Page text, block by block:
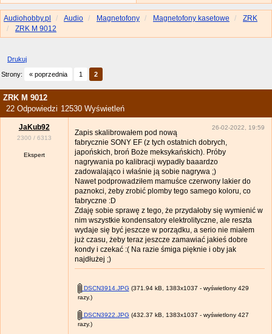
Audiohobby.pl Audio Magnetofony Magnetofony kasetowe
ZRK
ZRK M 9012
Drukuj
Strony: « poprzednia 1 2
ZRK M 9012
22 Odpowiedzi 12530 Wyświetleń
JaKub92
2300 / 6313
Ekspert
26-02-2022, 19:59
Zapis skalibrowałem pod nową
fabrycznie SONY EF (z tych ostatnich dobrych,
japońskich, broń Boże meksykańskich). Próby
nagrywania po kalibracji wypadły baaardzo
zadowalająco i właśnie ją sobie nagrywa ;)
Nawet podprowadziłem mamuśce czerwony lakier do
paznokci, żeby zrobić plomby tego samego koloru, co
fabryczne :D
Zdaję sobie sprawę z tego, że przydałoby się wymienić w
nim wszystkie kondensatory elektrolityczne, ale reszta
wydaje się być jeszcze w porządku, a serio nie miałem
już czasu, żeby teraz jeszcze zamawiać jakieś dobre
kondy i czekać :( Na razie śmiga pięknie i oby jak
najdłużej ;)
DSCN3914.JPG (371.94 kB, 1383x1037 - wyświetlony 429
razy.)
DSCN3922.JPG (432.37 kB, 1383x1037 - wyświetlony 427
razy.)